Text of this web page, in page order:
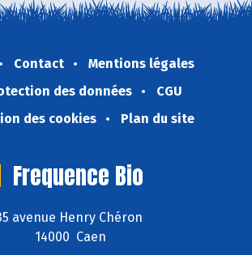
Contact
Mentions légales
des données
CGU
des cookies
Plan du site
Frequence Bio
avenue Henry Chéron
14000 Caen